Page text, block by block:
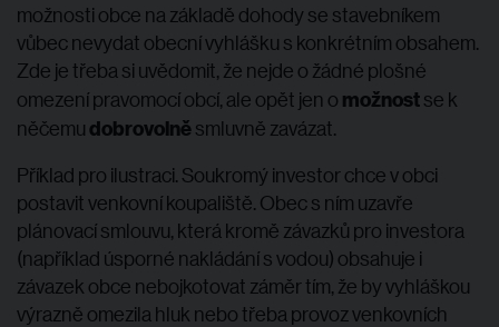
možnosti obce na základě dohody se stavebníkem
vůbec nevydat obecní vyhlášku s konkrétním obsahem.
Zde je třeba si uvědomit, že nejde o žádné plošné
omezení pravomocí obcí, ale opět jen o možnostse k
něčemudobrovolněsmluvně zavázat.
Příklad pro ilustraci. Soukromý investor chce v obci
postavit venkovní koupaliště. Obec s ním uzavře
plánovací smlouvu, která kromě závazků pro investora
(například úsporné nakládání s vodou) obsahuje i
závazek obce nebojkotovat záměr tím, že by vyhláškou
výrazně omezila hluk nebo třeba provoz venkovních